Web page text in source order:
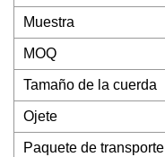
Muestra
MOQ
Tamaño de la cuerda
Ojete
Paquete de transporte